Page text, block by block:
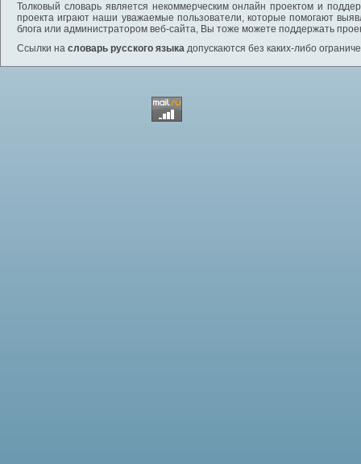
Толковый словарь является некоммерческим онлайн проектом и
проекта играют наши уважаемые пользователи, которые помогают
блога или администратором веб-сайта, Вы тоже можете поддержать
Ссылки на словарь русского языка допускаются без каких-либо